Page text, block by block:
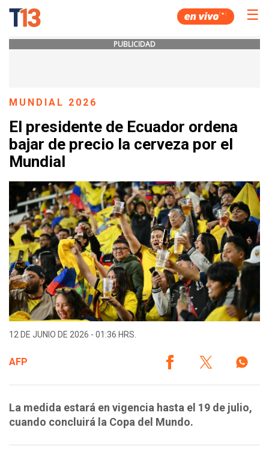
☰
PUBLICIDAD
MUNDIAL 2026
El presidente de Ecuador ordena
bajar de precio la cerveza por el
Mundial
12 DE JUNIO DE 2026 - 01:36 HRS.
AFP
La medida estará en vigencia hasta el 19 de julio,
cuando concluirá la Copa del Mundo.